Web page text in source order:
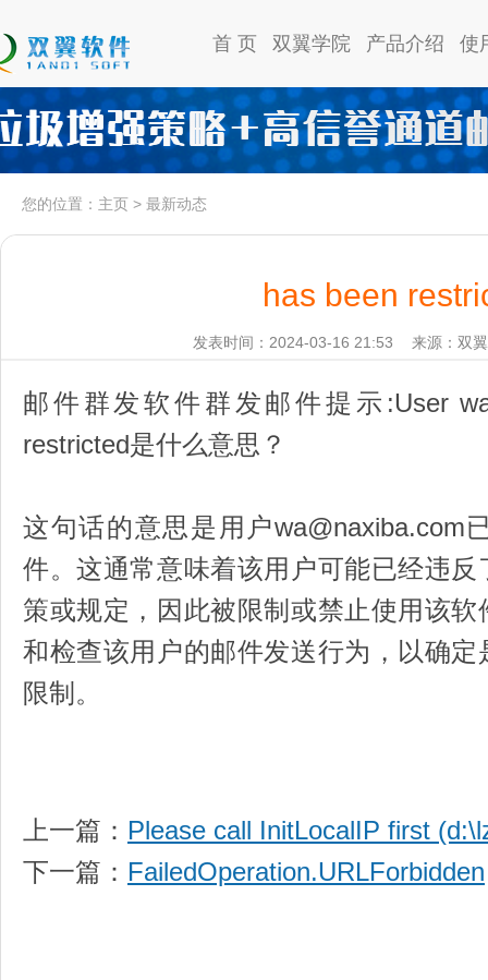
首 页 双翼学院 产品介绍 使
您的位置： 主页 > 最新动态
has been
发表时间：2024-03-16 21:53 来源：双
邮件群发软件群发邮件提示:User
restricted是什么意思？
这句话的意思是用户wa@naxiba.com
件。这通常意味着该用户可能已经违
策或规定，因此被限制或禁止使用该
和检查该用户的邮件发送行为，以确
限制。
上一篇： Please call InitLocalIP first
下一篇： FailedOperation.URLForbidden